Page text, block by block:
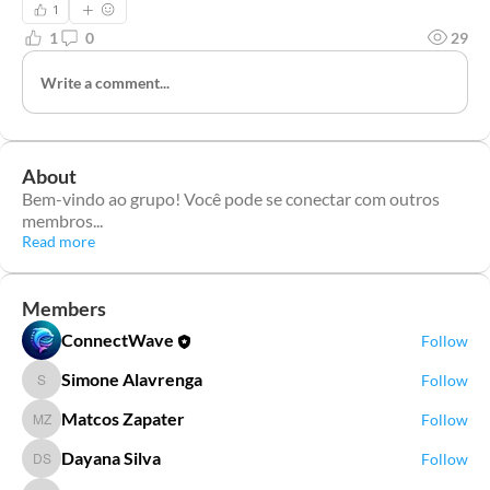
1
1 0 29
Write a comment...
About
Bem-vindo ao grupo! Você pode se conectar com outros
membros...
Read more
Members
ConnectWave Follow
Simone Alavrenga
Simone Alavrenga Follow
Matcos Zapater
Matcos Zapater Follow
Dayana Silva
Dayana Silva Follow